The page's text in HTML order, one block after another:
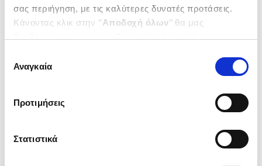
σας περιήγηση, με τις καλύτερες δυνατές προτάσεις.
Κάνοντας κλικ στην ‘’Αποδοχή όλων’’ θα μας
ενδιαφέρουν και να επιλέξετε από τα παρακάτω με την
΄΄και να ενημερωθείτε σχετικά με
συγκατάθεσης
Αναγκαία
Προτιμήσεις
Στατιστικά